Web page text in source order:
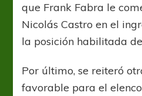
que Frank Fabra le
Nicolás Castro en el
la posición habilitada
Por último, se reiteró
favorable para el